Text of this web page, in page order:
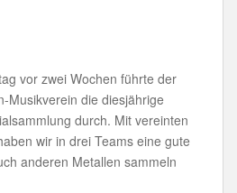
vor zwei Wochen führte der
Musikverein die diesjährige
durch. Mit vereinten
wir in drei Teams eine gute
anderen Metallen sammeln